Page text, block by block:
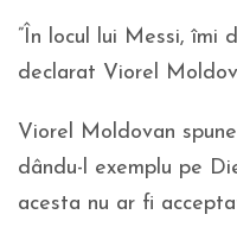
”În locul lui Messi, îmi
declarat Viorel
Viorel Moldovan
dându-l exemplu pe
acesta nu ar fi